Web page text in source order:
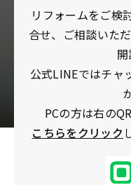
リフォームをご検
合せ、ご相談いた
開
公式LINEではチャ
PCの方は右の
こちらをクリック